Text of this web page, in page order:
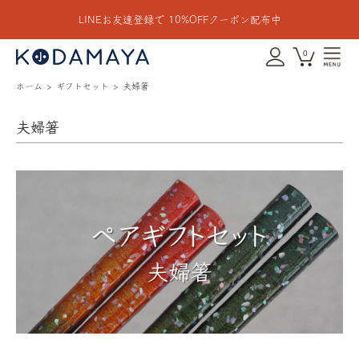
LINEお友達登録で 10%OFFクーポン配布中
0
ホーム ギフトセット 夫婦箸
夫婦箸